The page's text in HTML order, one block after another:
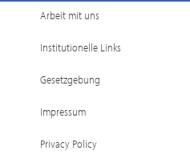
Arbeit mit uns
Institutionelle Links
Gesetzgebung
Impressum
Privacy Policy